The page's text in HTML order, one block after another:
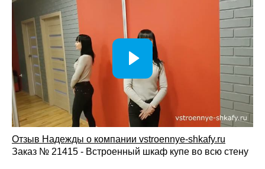
Отзыв Надежды о компании vstroennye-shkafy.ru
Заказ № 21415 - Встроенный шкаф купе во всю стену